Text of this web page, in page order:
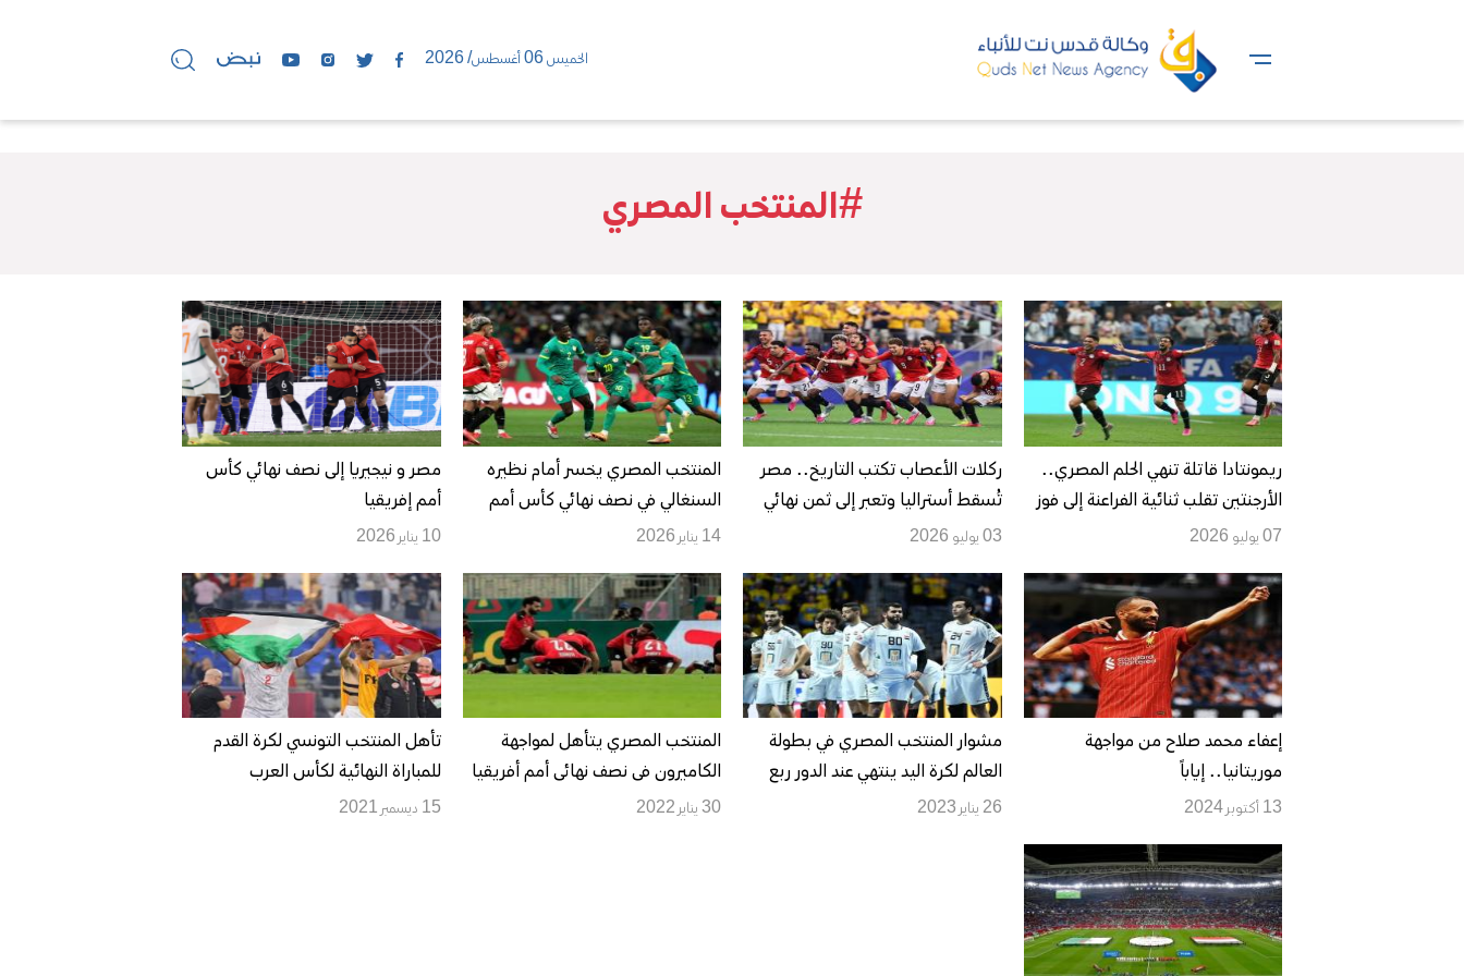
الخميس 06 أغسطس/ 2026
#المنتخب المصري
ريمونتادا قاتلة تنهي الحلم المصري..
الأرجنتين تقلب ثنائية الفراعنة إلى فوز
3-2 وتتأهل لربع نهائي المونديال
07 يوليو 2026
ركلات الأعصاب تكتب التاريخ.. مصر
تُسقط أستراليا وتعبر إلى ثمن نهائي
مونديال 2026
03 يوليو 2026
المنتخب المصري يخسر أمام نظيره
السنغالي في نصف نهائي كأس أمم
إفريقيا
14 يناير 2026
مصر و نيجيريا إلى نصف نهائي كأس
أمم إفريقيا
10 يناير 2026
إعفاء محمد صلاح من مواجهة
موريتانيا.. إياباً
13 أكتوبر 2024
مشوار المنتخب المصري في بطولة
العالم لكرة اليد ينتهي عند الدور ربع
النهائي
26 يناير 2023
المنتخب المصري يتأهل لمواجهة
الكاميرون فى نصف نهائى أمم أفريقيا
30 يناير 2022
تأهل المنتخب التونسي لكرة القدم
للمباراة النهائية لكأس العرب
15 ديسمبر 2021